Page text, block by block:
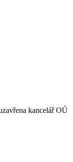
kancelář OÚ